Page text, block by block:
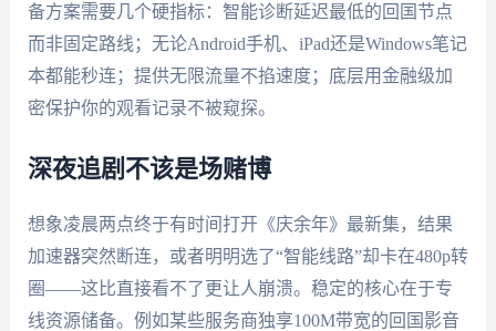
备方案需要几个硬指标：智能诊断延迟最低的回国节点
而非固定路线；无论Android手机、iPad还是Windows笔记
本都能秒连；提供无限流量不掐速度；底层用金融级加
密保护你的观看记录不被窥探。
深夜追剧不该是场赌博
想象凌晨两点终于有时间打开《庆余年》最新集，结果
加速器突然断连，或者明明选了“智能线路”却卡在480p转
圈——这比直接看不了更让人崩溃。稳定的核心在于专
线资源储备。例如某些服务商独享100M带宽的回国影音